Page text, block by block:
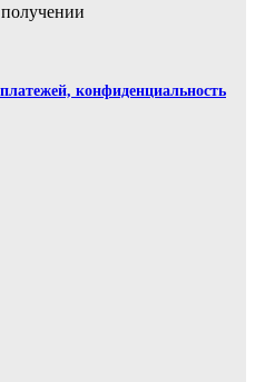
конфиденциальность